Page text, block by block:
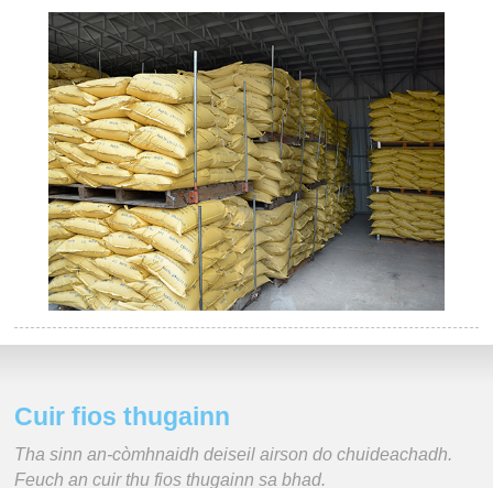
Cuir fios thugainn
Tha sinn an-còmhnaidh deiseil airson do chuideachadh.
Feuch an cuir thu fios thugainn sa bhad.